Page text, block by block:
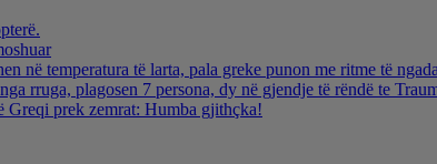
në temperatura të larta, pala greke punon me ritme të
rruga, plagosen 7 persona, dy në gjendje të rëndë te
Greqi prek zemrat: Humba gjithçka!